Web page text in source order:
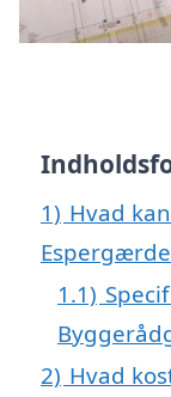
1) Hvad
1.1)
2) Hvad